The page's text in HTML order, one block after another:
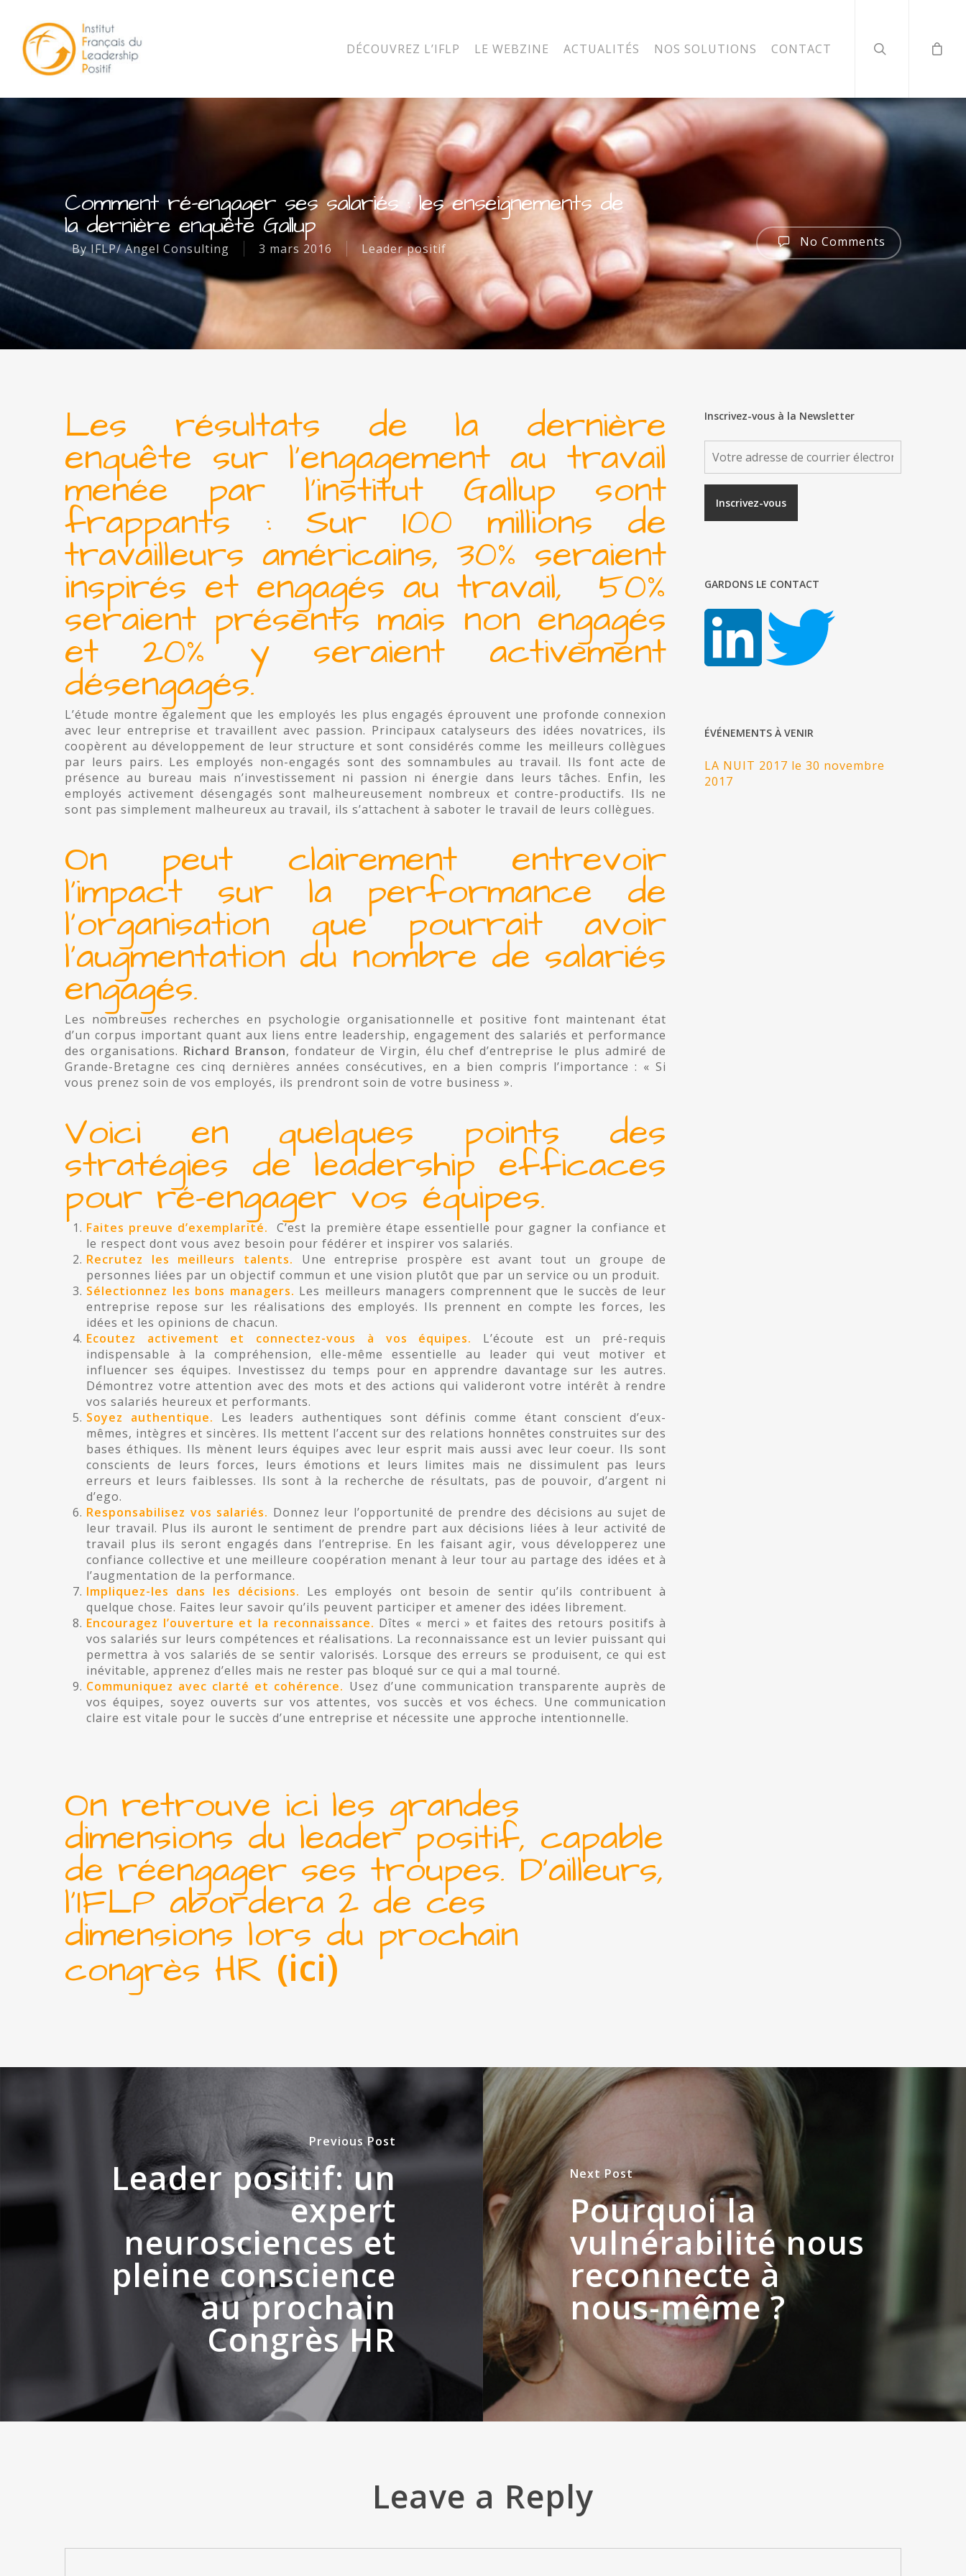
DÉCOUVREZ L’IFLP LE WEBZINE ACTUALITÉS NOS SOLUTIONS CONTACT
Comment ré-engager ses salariés : les enseignements de
la dernière enquête Gallup
ByIFLP/ Angel Consulting 3 mars 2016 Leader positif No Comments
Les résultats de la dernière
enquête sur l’engagement au travail
menée par l’institut Gallup sont
frappants : Sur 100 millions de
travailleurs américains, 30% seraient
inspirés et engagés au travail, 50%
seraient présents mais non engagés
et 20% y seraient activement
désengagés.
L’étude montre également que les employés les plus engagés éprouvent une profonde connexion
avec leur entreprise et travaillent avec passion. Principaux catalyseurs des idées novatrices, ils
coopèrent au développement de leur structure et sont considérés comme les meilleurs collègues
par leurs pairs. Les employés non-engagés sont des somnambules au travail. Ils font acte de
présence au bureau mais n’investissement ni passion ni énergie dans leurs tâches. Enfin, les
employés activement désengagés sont malheureusement nombreux et contre-productifs. Ils ne
sont pas simplement malheureux au travail, ils s’attachent à saboter le travail de leurs collègues.
On peut clairement entrevoir
l’impact sur la performance de
l’organisation que pourrait avoir
l’augmentation du nombre de salariés
engagés.
Les nombreuses recherches en psychologie organisationnelle et positive font maintenant état
d’un corpus important quant aux liens entre leadership, engagement des salariés et performance
des organisations. Richard Branson, fondateur de Virgin, élu chef d’entreprise le plus admiré de
Grande-Bretagne ces cinq dernières années consécutives, en a bien compris l’importance : « Si
vous prenez soin de vos employés, ils prendront soin de votre business ».
Voici en quelques points des
stratégies de leadership efficaces
pour ré-engager vos équipes.
Faites preuve d’exemplarité.
C’est la première étape essentielle pour gagner la confiance et
le respect dont vous avez besoin pour fédérer et inspirer vos salariés.
Recrutez les meilleurs talents. Une entreprise prospère est avant tout un groupe de
personnes liées par un objectif commun et une vision plutôt que par un service ou un produit.
Sélectionnez les bons managers. Les meilleurs managers comprennent que le succès de leur
entreprise repose sur les réalisations des employés. Ils prennent en compte les forces, les
idées et les opinions de chacun.
Ecoutez activement et connectez-vous à vos équipes.
L’écoute est un pré-requis
indispensable à la compréhension, elle-même essentielle au leader qui veut motiver et
influencer ses équipes. Investissez du temps pour en apprendre davantage sur les autres.
Démontrez votre attention avec des mots et des actions qui valideront votre intérêt à rendre
vos salariés heureux et performants.
Soyez authentique. Les leaders authentiques sont définis comme étant conscient d’eux-
mêmes, intègres et sincères. Ils mettent l’accent sur des relations honnêtes construites sur des
bases éthiques. Ils mènent leurs équipes avec leur esprit mais aussi avec leur coeur. Ils sont
conscients de leurs forces, leurs émotions et leurs limites mais ne dissimulent pas leurs
erreurs et leurs faiblesses. Ils sont à la recherche de résultats, pas de pouvoir, d’argent ni
d’ego.
Responsabilisez vos salariés. Donnez leur l’opportunité de prendre des décisions au sujet de
leur travail. Plus ils auront le sentiment de prendre part aux décisions liées à leur activité de
travail plus ils seront engagés dans l’entreprise. En les faisant agir, vous développerez une
confiance collective et une meilleure coopération menant à leur tour au partage des idées et à
l’augmentation de la performance.
Impliquez-les dans les décisions. Les employés ont besoin de sentir qu’ils contribuent à
quelque chose. Faites leur savoir qu’ils peuvent participer et amener des idées librement.
Encouragez l’ouverture et la reconnaissance. Dîtes « merci » et faites des retours positifs à
vos salariés sur leurs compétences et réalisations. La reconnaissance est un levier puissant qui
permettra à vos salariés de se sentir valorisés. Lorsque des erreurs se produisent, ce qui est
inévitable, apprenez d’elles mais ne rester pas bloqué sur ce qui a mal tourné.
Communiquez avec clarté et cohérence. Usez d’une communication transparente auprès de
vos équipes, soyez ouverts sur vos attentes, vos succès et vos échecs. Une communication
claire est vitale pour le succès d’une entreprise et nécessite une approche intentionnelle.
On retrouve ici les grandes
dimensions du leader positif, capable
de réengager ses troupes. D’ailleurs,
l’IFLP abordera 2 de ces
dimensions lors du prochain
congrès HR (ici)
Inscrivez-vous à la Newsletter
GARDONS LE CONTACT
ÉVÉNEMENTS À VENIR
LA NUIT 2017 le 30 novembre
2017
Previous Post
Leader positif: un
expert
neurosciences et
pleine conscience
au prochain
Congrès HR
Next Post
Pourquoi la
vulnérabilité nous
reconnecte à
nous-même ?
Leave a Reply